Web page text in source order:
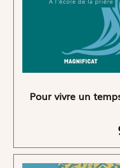
Pour vivre un